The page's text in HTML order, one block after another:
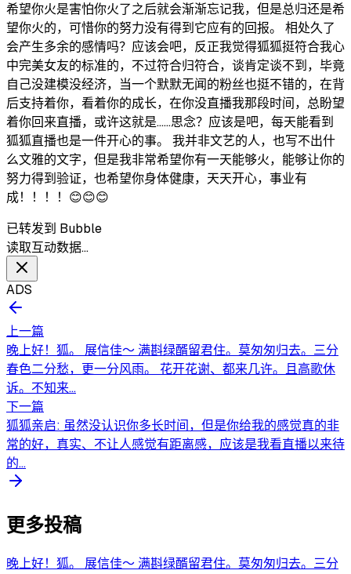
希望你火是害怕你火了之后就会渐渐忘记我，但是总归还是希
望你火的，可惜你的努力没有得到它应有的回报。 相处久了
会产生多余的感情吗？应该会吧，反正我觉得狐狐挺符合我心
中完美女友的标准的，不过符合归符合，谈肯定谈不到，毕竟
自己没建模没经济，当一个默默无闻的粉丝也挺不错的，在背
后支持着你，看着你的成长，在你没直播我那段时间，总盼望
着你回来直播，或许这就是……思念？应该是吧，每天能看到
狐狐直播也是一件开心的事。 我并非文艺的人，也写不出什
么文雅的文字，但是我非常希望你有一天能够火，能够让你的
努力得到验证，也希望你身体健康，天天开心，事业有
成！！！！😊😊😊
已转发到 Bubble
读取互动数据…
ADS
上一篇
晚上好！狐。 展信佳～ 满斟绿醑留君住。莫匆匆归去。三分
春色二分愁，更一分风雨。 花开花谢、都来几许。且高歌休
诉。不知来...
下一篇
狐狐亲启: 虽然没认识你多长时间，但是你给我的感觉真的非
常的好，真实、不让人感觉有距离感，应该是我看直播以来待
的...
更多投稿
晚上好！狐。 展信佳～ 满斟绿醑留君住。莫匆匆归去。三分